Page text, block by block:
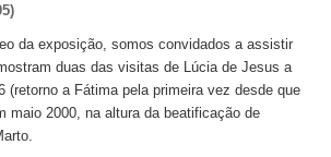
da exposição, somos convidados a assistir
duas das visitas de Lúcia de Jesus a
(retorno a Fátima pela primeira vez desde que
maio 2000, na altura da beatificação de